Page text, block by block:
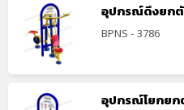
อุปกรณ์ดึงยกตั
BPNS - 3786
อุปกรณ์โยกยก